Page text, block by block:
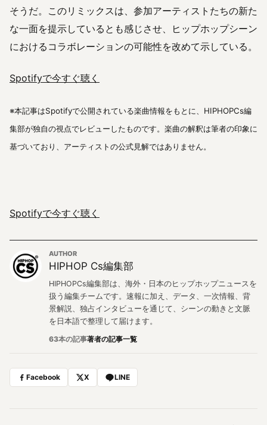
そうだ。このリミックスは、参加アーティストたちの新た
な一面を提示しているとも感じさせ、ヒップホップシーン
におけるコラボレーションの可能性を改めて示している。
Spotifyで今すぐ聴く
※本記事はSpotifyで公開されている楽曲情報をもとに、HIPHOPCs編
集部が独自の視点でレビューしたものです。楽曲の解釈は筆者の印象に
基づいており、アーティストの公式見解ではありません。
Spotifyで今すぐ聴く
AUTHOR
HIPHOP Cs編集部
HIPHOPCs編集部は、海外・日本のヒップホップニュースを
扱う編集チームです。速報に加え、データ、一次情報、背
景解説、独占インタビューを通じて、シーンの動きと文脈
を日本語で整理して届けます。
63本の記事著者の記事一覧
Facebook X LINE